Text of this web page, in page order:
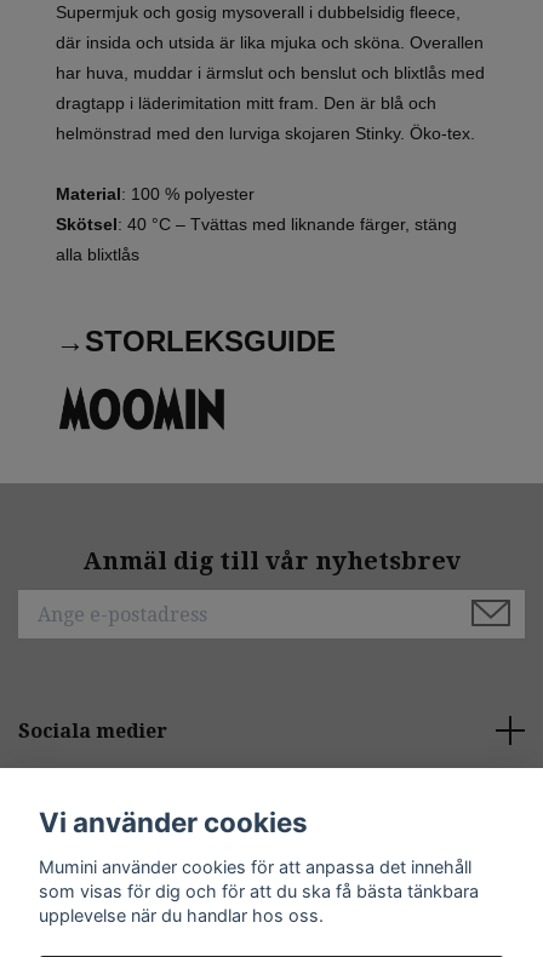
Supermjuk och gosig mysoverall i dubbelsidig fleece,
där insida och utsida är lika mjuka och sköna. Overallen
har huva, muddar i ärmslut och benslut och blixtlås med
dragtapp i läderimitation mitt fram. Den är blå och
helmönstrad med den lurviga skojaren Stinky. Öko-tex.
Material: 100 % polyester
Skötsel: 40 °C – Tvättas med liknande färger, stäng
alla blixtlås
→STORLEKSGUIDE
Anmäl dig till vår nyhetsbrev
Sociala medier
Kontakt
Vi använder cookies
Mumini använder cookies för att anpassa det innehåll
som visas för dig och för att du ska få bästa tänkbara
upplevelse när du handlar hos oss.